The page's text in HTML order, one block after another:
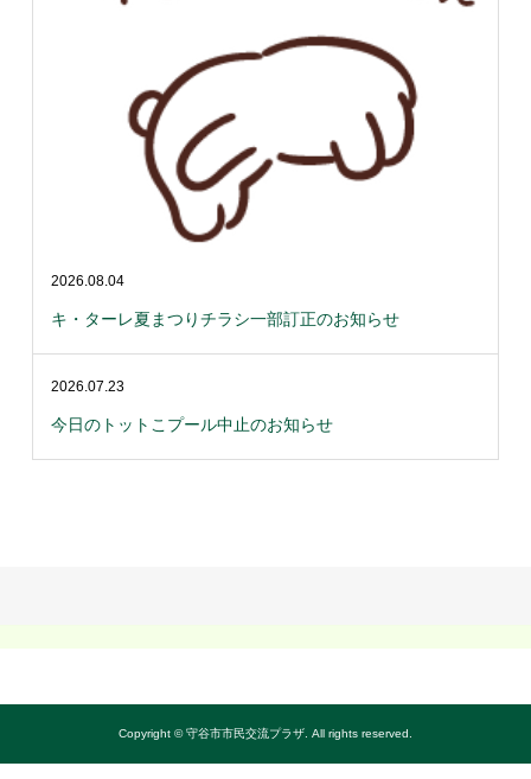
2026.08.04
キ・ターレ夏まつりチラシ一部訂正のお知らせ
2026.07.23
今日のトットこプール中止のお知らせ
Copyright © 守谷市市民交流プラザ. All rights reserved.